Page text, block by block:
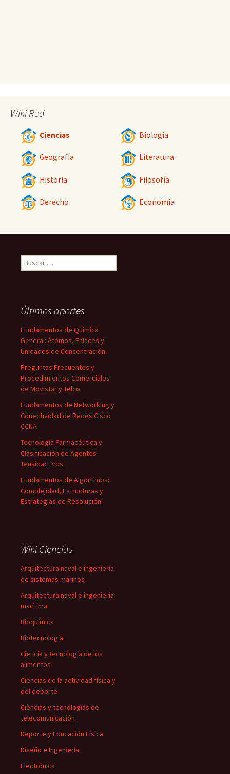
Wiki Red
Ciencias Biología
Geografía Literatura
Historia Filosofía
Derecho Economía
Buscar:
Últimos aportes
Fundamentos de Química
General: Átomos, Enlaces y
Unidades de Concentración
Preguntas Frecuentes y
Procedimientos Comerciales
de Movistar y Telco
Fundamentos de Networking y
Conectividad de Redes Cisco
CCNA
Tecnología Farmacéutica y
Clasificación de Agentes
Tensioactivos
Fundamentos de Algoritmos:
Complejidad, Estructuras y
Estrategias de Resolución
Wiki Ciencias
Arquitectura naval e ingeniería
de sistemas marinos
Arquitectura naval e ingeniería
marítima
Bioquímica
Biotecnología
Ciencia y tecnología de los
alimentos
Ciencias de la actividad física y
del deporte
Ciencias y tecnologías de
telecomunicación
Deporte y Educación Física
Diseño e Ingeniería
Electrónica